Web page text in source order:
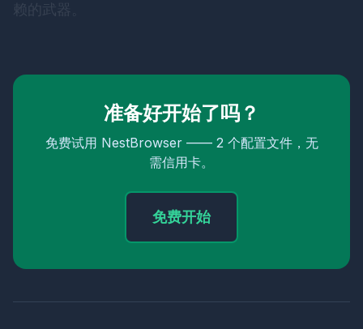
赖的武器。
准备好开始了吗？
免费试用 NestBrowser —— 2 个配置文件，无
需信用卡。
免费开始